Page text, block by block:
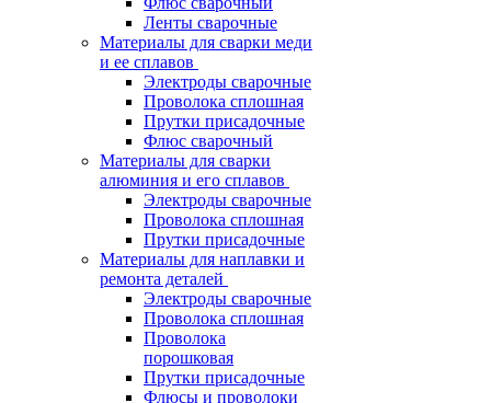
Ленты сварочные
Материалы для сварки меди
и ее сплавов
Электроды сварочные
Проволока сплошная
Прутки присадочные
Флюс сварочный
Материалы для сварки
алюминия и его сплавов
Электроды сварочные
Проволока сплошная
Прутки присадочные
Материалы для наплавки и
ремонта деталей
Электроды сварочные
Проволока сплошная
Проволока
порошковая
Прутки присадочные
Флюсы и проволоки